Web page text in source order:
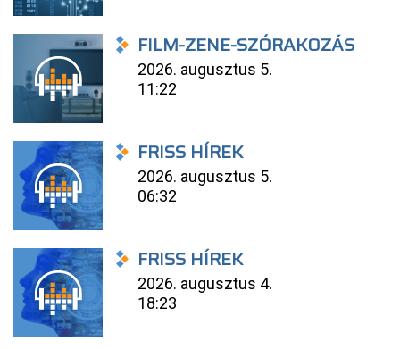
FILM-ZENE-SZÓRAKOZÁS
2026. augusztus 5.
11:22
FRISS HÍREK
2026. augusztus 5.
06:32
FRISS HÍREK
2026. augusztus 4.
18:23